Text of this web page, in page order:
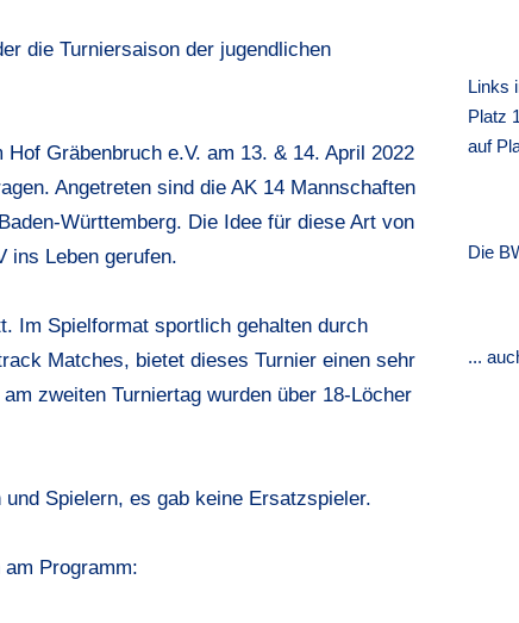
die Turniersaison der jugendlichen
Gräbenbruch e.V. am 13. & 14. April 2022
Angetreten sind die AK 14 Mannschaften
Württemberg. Die Idee für diese Art von
ins Leben gerufen.
Im Spielformat sportlich gehalten durch
Matches, bietet dieses Turnier einen sehr
zweiten Turniertag wurden über 18-Löcher
Spielern, es gab keine Ersatzspieler.
Programm:
Links
Platz
auf
Die
...